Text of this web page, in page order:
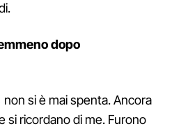
dopo
si è mai spenta. Ancora
si ricordano di me. Furono